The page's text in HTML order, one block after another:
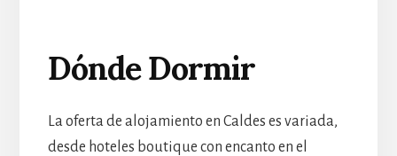
Dónde Dormir
La oferta de alojamiento en Caldes es variada,
desde hoteles boutique con encanto en el